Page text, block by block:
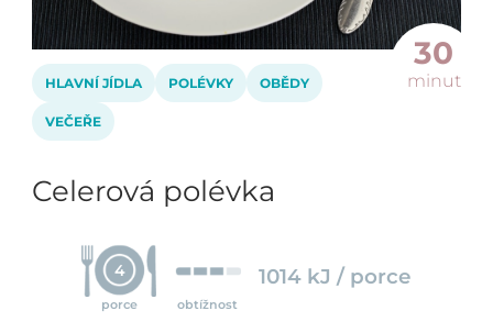
30
minut
HLAVNÍ JÍDLA POLÉVKY OBĚDY
VEČEŘE
Celerová polévka
4
porce obtížnost
1014 kJ / porce